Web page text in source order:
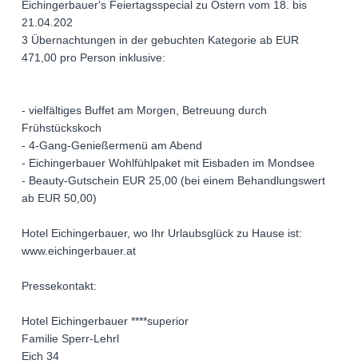
Eichingerbauer's Feiertagsspecial zu Ostern vom 18. bis
21.04.202
3 Übernachtungen in der gebuchten Kategorie ab EUR
471,00 pro Person inklusive:
- vielfältiges Buffet am Morgen, Betreuung durch
Frühstückskoch
- 4-Gang-Genießermenü am Abend
- Eichingerbauer Wohlfühlpaket mit Eisbaden im Mondsee
- Beauty-Gutschein EUR 25,00 (bei einem Behandlungswert
ab EUR 50,00)
Hotel Eichingerbauer, wo Ihr Urlaubsglück zu Hause ist:
www.eichingerbauer.at
Pressekontakt:
Hotel Eichingerbauer ****superior
Familie Sperr-Lehrl
Eich 34